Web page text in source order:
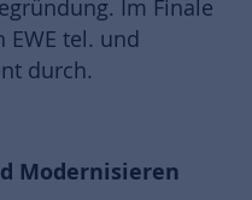
Im Finale
EWE tel. und
durch.
Modernisieren